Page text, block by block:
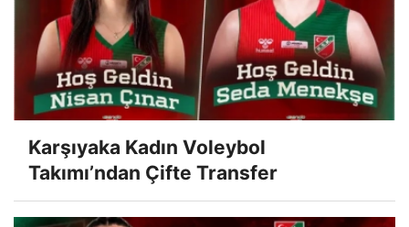
Karşıyaka Kadın Voleybol
Takımı’ndan Çifte Transfer